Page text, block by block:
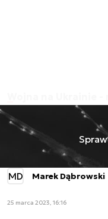
MD Marek Dąbrowski
25 marca 2023, 16:16